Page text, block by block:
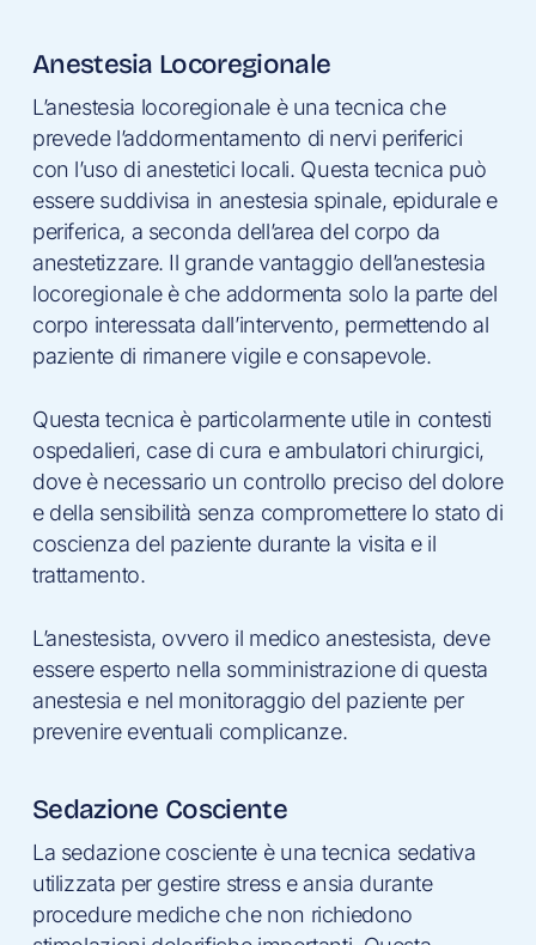
Anestesia Locoregionale
L’anestesia locoregionale è una tecnica che
prevede l’addormentamento di nervi periferici
con l’uso di anestetici locali. Questa tecnica può
essere suddivisa in anestesia spinale, epidurale e
periferica, a seconda dell’area del corpo da
anestetizzare. Il grande vantaggio dell’anestesia
locoregionale è che addormenta solo la parte del
corpo interessata dall’intervento, permettendo al
paziente di rimanere vigile e consapevole.
Questa tecnica è particolarmente utile in contesti
ospedalieri, case di cura e ambulatori chirurgici,
dove è necessario un controllo preciso del dolore
e della sensibilità senza compromettere lo stato di
coscienza del paziente durante la visita e il
trattamento.
L’anestesista, ovvero il medico anestesista, deve
essere esperto nella somministrazione di questa
anestesia e nel monitoraggio del paziente per
prevenire eventuali complicanze.
Sedazione Cosciente
La sedazione cosciente è una tecnica sedativa
utilizzata per gestire stress e ansia durante
procedure mediche che non richiedono